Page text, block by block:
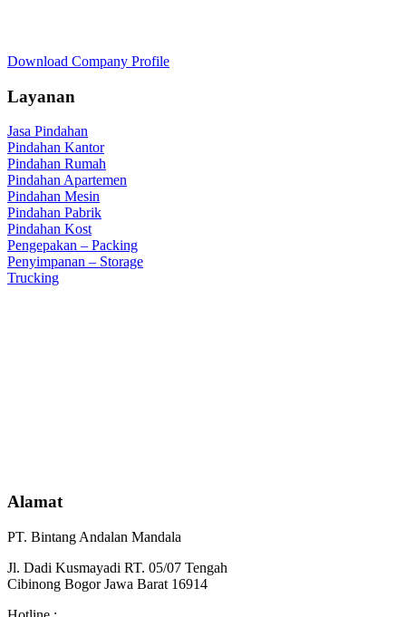
Download Company Profile
Layanan
Jasa Pindahan
Pindahan Kantor
Pindahan Rumah
Pindahan Apartemen
Pindahan Mesin
Pindahan Pabrik
Pindahan Kost
Pengepakan – Packing
Penyimpanan – Storage
Trucking
Alamat
PT. Bintang Andalan Mandala
Jl. Dadi Kusmayadi RT. 05/07 Tengah
Cibinong Bogor Jawa Barat 16914